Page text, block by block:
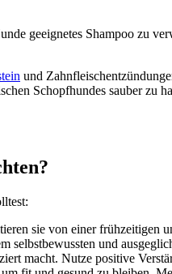
geeig­ne­tes Sham­poo zu
und
Schopf­hun­des sau­ber zu
sie von einer früh­zei­ti­gen
selbst­be­wuss­ten und
macht. Nut­ze posi­ti­ve